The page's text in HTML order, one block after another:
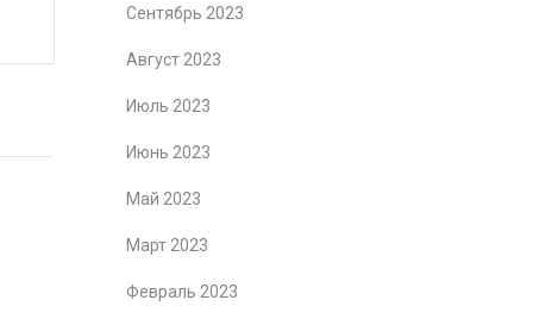
Сентябрь 2023
Август 2023
Июль 2023
Июнь 2023
Май 2023
Март 2023
Февраль 2023